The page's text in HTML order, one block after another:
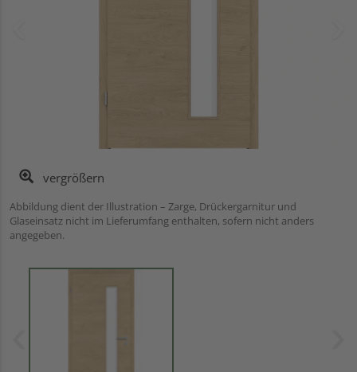
vergrößern
Abbildung dient der Illustration – Zarge, Drückergarnitur und
Glaseinsatz nicht im Lieferumfang enthalten, sofern nicht anders
angegeben.